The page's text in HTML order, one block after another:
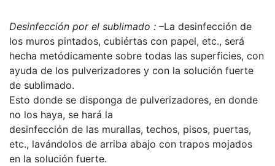
Desinfección por el sublimado : –La desinfección de
los muros pintados, cubiértas con papel, etc., será
hecha metódicamente sobre todas las superficies, con
ayuda de los pulverizadores y con la solución fuerte
de sublimado.
Esto donde se disponga de pulverizadores, en donde
no los haya, se hará la
desinfección de las murallas, techos, pisos, puertas,
etc., lavándolos de arriba abajo con trapos mojados
en la solución fuerte.